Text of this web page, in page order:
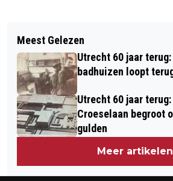
GECOMBINEERDE AANPAK
NIEUWKOMERS VERSNELT
TOT WERK
HOGESCHOOL UTRECHT
GRATIS AI-COACH VOOR
PRESENTATIES
Meest Gelezen
Utrecht 60 jaar
badhuizen loopt
Utrecht 60 jaar
Croeselaan begroot
gulden
Meer artikelen